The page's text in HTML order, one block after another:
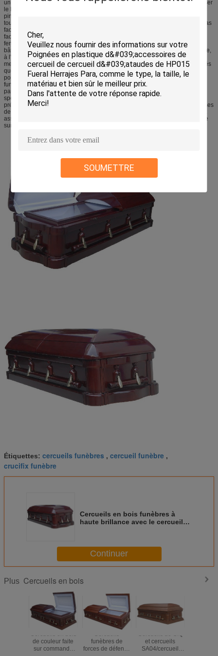
SOUMETTRE
un instrument indispensable pour des instruments de musique. Il peut stabiliser
le bruit indépendamment des changements de temps, ainsi ce s'appelle les «
pinces de Qin ». Comme le yangqin, le pipa, le liuqin et même le Qinhu, etc.,
tous avec des pinces en tant que conseil. Facile à graver et teindre : Il n'est pas
facile dédoubler Tongmu mais doux en bois, facile à traiter, facile à graver et
facile à teindre. Il peut être employé comme poutres, radeaux, portes et
fenêtres, plafonds, panneaux de tuile et séparations de pièce dans les
bâtiments. Puisqu'il a également les avantages d'être imperméable à la fumée,
à l'humidité, et aux insectes, c'est un matériel idéal pour la fabrication des
meubles et des instruments de musique à extrémité élevé dans des nécessités
quotidiennes. Les meubles de Paulownia sont un produit à extrémité élevé
populaire au Japon, et le cercueil de Tongmu est le meilleur de l'étiquette
funèbre en Corée. En termes militaires et industriels, puisque le bois de
paulownia est plus léger que le bois ordinaire, il est employé pour des buts
spéciaux tels que des modèles d'aviation, les enveloppes d'instrument de
précision, revêtements pour le passager et les véhicules passagers, les caisses
de transport d'air et de l'eau, et le papier et les métiers avancés. Les gens ont
assorti les alliages de paulownia et d'aluminium dans des paires pour l'usage
sur des avions et des sous-marins.
Étiquettes: cercueils funèbres , cercueil funèbre ,
crucifix funèbre
Cercueils en bois funèbres à
haute brillance avec le cercueil
Continuer
Plus Cercueils en bois
Cercueils en bois
de couleur faite
sur commande
Cercueils
funèbres de
forces de défense
Cercueils de CIQ
et cercueils
SA04/cercueil